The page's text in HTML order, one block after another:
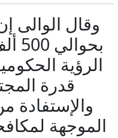
وقال الوالى
الرؤية
قدرة
والإستفادة
الموجهة